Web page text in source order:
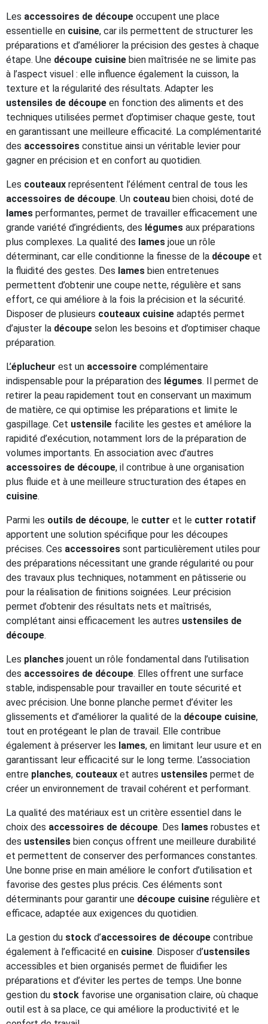
Les accessoires de découpe occupent une place
essentielle en cuisine, car ils permettent de structurer les
préparations et d’améliorer la précision des gestes à chaque
étape. Une découpe cuisine bien maîtrisée ne se limite pas
à l’aspect visuel : elle influence également la cuisson, la
texture et la régularité des résultats. Adapter les
ustensiles de découpe en fonction des aliments et des
techniques utilisées permet d’optimiser chaque geste, tout
en garantissant une meilleure efficacité. La complémentarité
des accessoires constitue ainsi un véritable levier pour
gagner en précision et en confort au quotidien.
Les couteaux représentent l’élément central de tous les
accessoires de découpe. Un couteau bien choisi, doté de
lames performantes, permet de travailler efficacement une
grande variété d’ingrédients, des légumes aux préparations
plus complexes. La qualité des lames joue un rôle
déterminant, car elle conditionne la finesse de la découpe et
la fluidité des gestes. Des lames bien entretenues
permettent d’obtenir une coupe nette, régulière et sans
effort, ce qui améliore à la fois la précision et la sécurité.
Disposer de plusieurs couteaux cuisine adaptés permet
d’ajuster la découpe selon les besoins et d’optimiser chaque
préparation.
L’éplucheur est un accessoire complémentaire
indispensable pour la préparation des légumes. Il permet de
retirer la peau rapidement tout en conservant un maximum
de matière, ce qui optimise les préparations et limite le
gaspillage. Cet ustensile facilite les gestes et améliore la
rapidité d’exécution, notamment lors de la préparation de
volumes importants. En association avec d’autres
accessoires de découpe, il contribue à une organisation
plus fluide et à une meilleure structuration des étapes en
cuisine.
Parmi les outils de découpe, le cutter et le cutter rotatif
apportent une solution spécifique pour les découpes
précises. Ces accessoires sont particulièrement utiles pour
des préparations nécessitant une grande régularité ou pour
des travaux plus techniques, notamment en pâtisserie ou
pour la réalisation de finitions soignées. Leur précision
permet d’obtenir des résultats nets et maîtrisés,
complétant ainsi efficacement les autres ustensiles de
découpe.
Les planches jouent un rôle fondamental dans l’utilisation
des accessoires de découpe. Elles offrent une surface
stable, indispensable pour travailler en toute sécurité et
avec précision. Une bonne planche permet d’éviter les
glissements et d’améliorer la qualité de la découpe cuisine,
tout en protégeant le plan de travail. Elle contribue
également à préserver les lames, en limitant leur usure et en
garantissant leur efficacité sur le long terme. L’association
entre planches, couteaux et autres ustensiles permet de
créer un environnement de travail cohérent et performant.
La qualité des matériaux est un critère essentiel dans le
choix des accessoires de découpe. Des lames robustes et
des ustensiles bien conçus offrent une meilleure durabilité
et permettent de conserver des performances constantes.
Une bonne prise en main améliore le confort d’utilisation et
favorise des gestes plus précis. Ces éléments sont
déterminants pour garantir une découpe cuisine régulière et
efficace, adaptée aux exigences du quotidien.
La gestion du stock d’accessoires de découpe contribue
également à l’efficacité en cuisine. Disposer d’ustensiles
accessibles et bien organisés permet de fluidifier les
préparations et d’éviter les pertes de temps. Une bonne
gestion du stock favorise une organisation claire, où chaque
outil est à sa place, ce qui améliore la productivité et le